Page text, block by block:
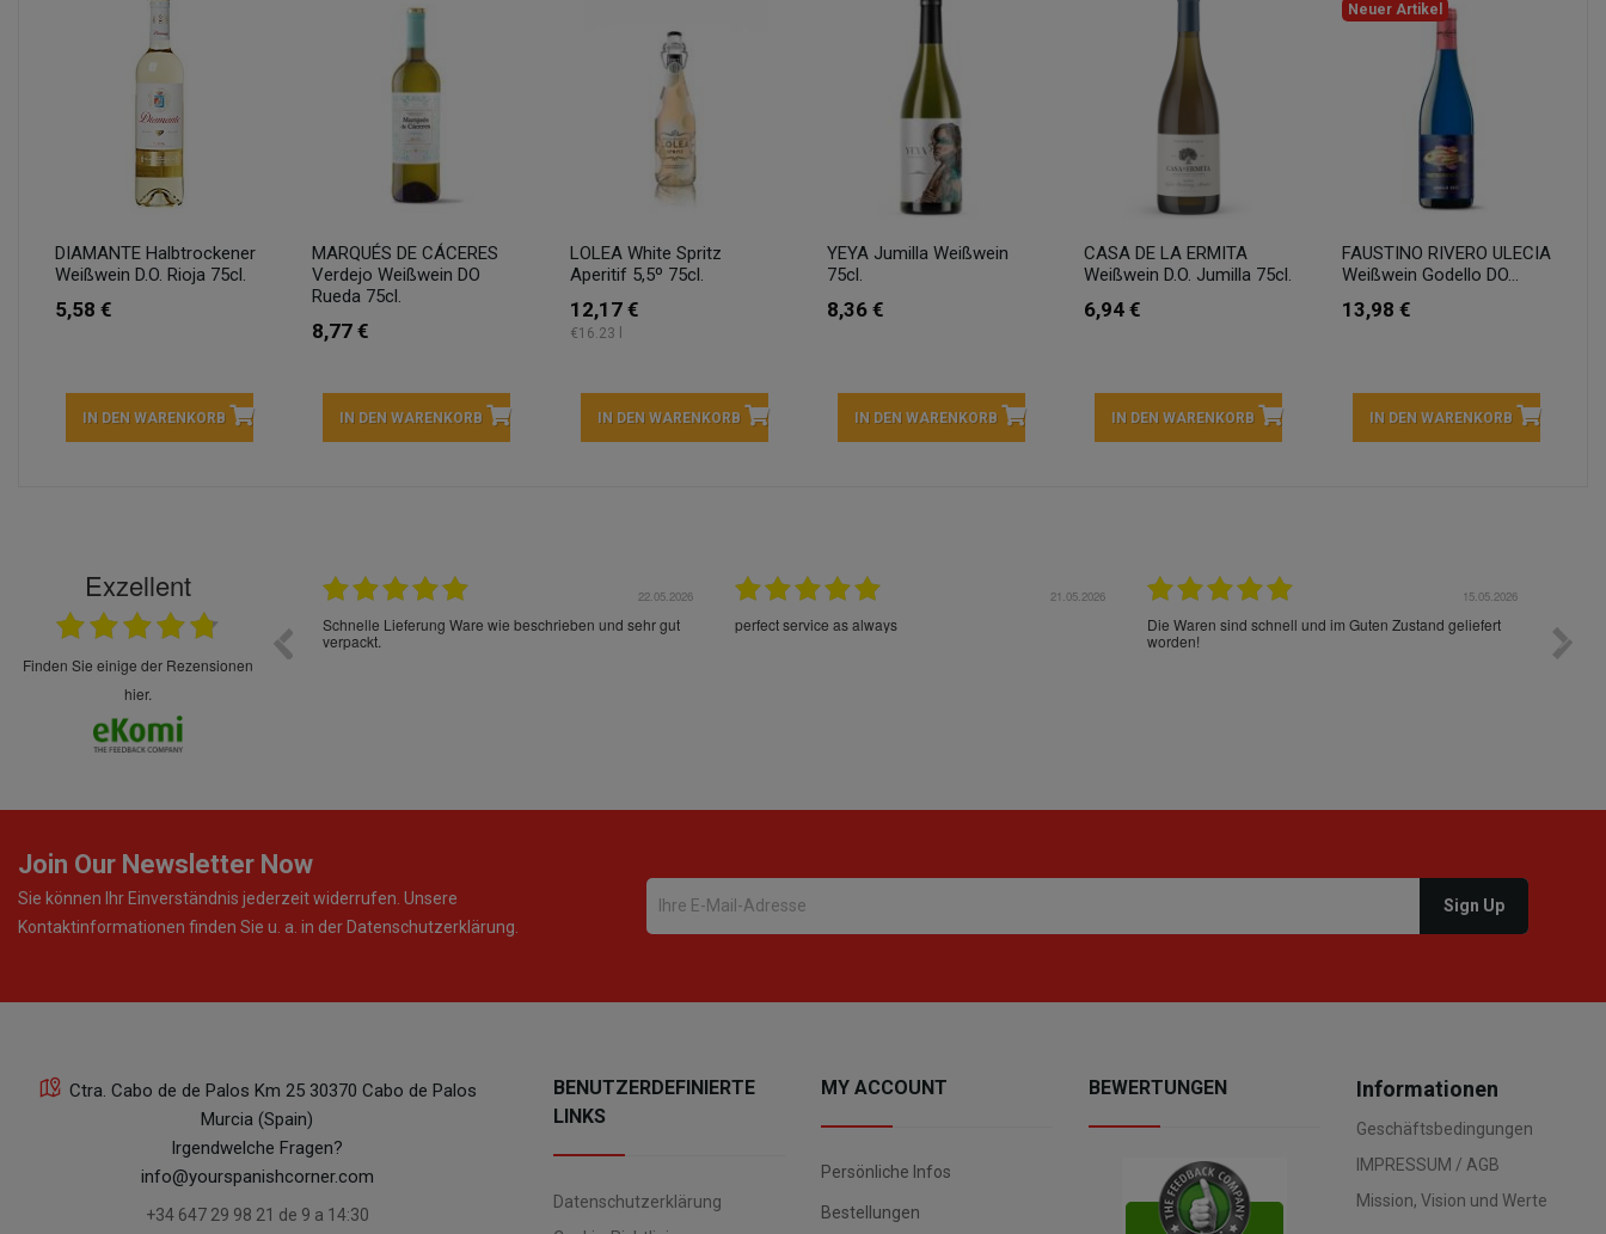
DIAMANTE Halbtrockener
Weißwein D.O. Rioja 75cl.
5,58 €
IN DEN WARENKORB
MARQUÉS DE CÁCERES
Verdejo Weißwein DO
Rueda 75cl.
8,77 €
IN DEN WARENKORB
LOLEA White Spritz
Aperitif 5,5º 75cl.
12,17 €
€16.23 l
IN DEN WARENKORB
YEYA Jumilla Weißwein
75cl.
8,36 €
IN DEN WARENKORB
CASA DE LA ERMITA
Weißwein D.O. Jumilla 75cl.
6,94 €
IN DEN WARENKORB
Neuer Artikel
FAUSTINO RIVERO ULECIA
Weißwein Godello DO...
13,98 €
IN DEN WARENKORB
Exzellent
finden Sie einige der Rezensionen
hier.
sehr sorgsam verpackt. Alles kommt
Spaß so einzukaufen. Die Abwicklung ist
22.05.2026
Schnelle Lieferung Ware wie beschrieben und sehr gut
verpackt.
21.05.2026
perfect service as always
15.05.2026
Die Waren sind schnell und im Guten Zustand geliefert
worden!
Join Our Newsletter Now
Sie können Ihr Einverständnis jederzeit widerrufen. Unsere
Kontaktinformationen finden Sie u. a. in der Datenschutzerklärung.
Ctra. Cabo de de Palos Km 25 30370 Cabo de Palos
Murcia (Spain)
Irgendwelche Fragen?
info@yourspanishcorner.com
+34 647 29 98 21 de 9 a 14:30
BENUTZERDEFINIERTE
LINKS
Datenschutzerklärung
MY ACCOUNT
Persönliche Infos
Bestellungen
BEWERTUNGEN Informationen
Geschäftsbedingungen
IMPRESSUM / AGB
Mission, Vision und Werte